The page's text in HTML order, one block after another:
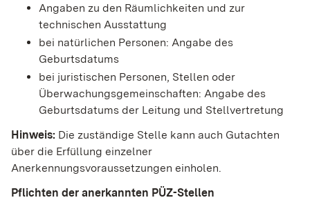
Angaben zu den Räumlichkeiten und zur
technischen Ausstattung
bei natürlichen Personen: Angabe des
Geburtsdatums
bei juristischen Personen, Stellen oder
Überwachungsgemeinschaften: Angabe des
Geburtsdatums der Leitung und Stellvertretung
Hinweis: Die zuständige Stelle kann auch Gutachten
über die Erfüllung einzelner
Anerkennungsvoraussetzungen einholen.
Pflichten der anerkannten PÜZ-Stellen